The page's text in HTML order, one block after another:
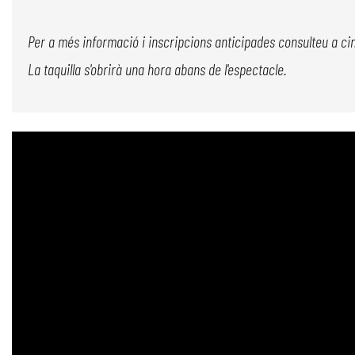
Per a més informació i inscripcions anticipades consulteu a
La taquilla s'obrirà una hora abans de l'espectacle.